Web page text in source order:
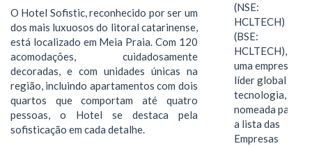
O Hotel Sofistic, reconhecido por ser um
dos mais luxuosos do litoral catarinense,
está localizado em Meia Praia. Com 120
acomodações, cuidadosamente
decoradas, e com unidades únicas na
região, incluindo apartamentos com dois
quartos que comportam até quatro
pessoas, o Hotel se destaca pela
sofisticação em cada detalhe.
(NSE:
HCLTECH)
(BSE:
HCLTECH),
uma empresa
líder global em
tecnologia, foi
nomeada para
a lista das
Empresas